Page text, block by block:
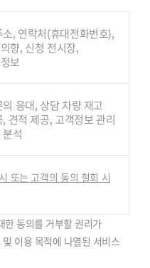
소, 연락처(휴대전화번호),
향, 신청 전시장,
보
응대, 상담 차량 재고
견적 제공, 고객정보 관리
분석
또는 고객의 동의 철회 시
한 동의를 거부할 권리가
이용 목적에 나열된 서비스